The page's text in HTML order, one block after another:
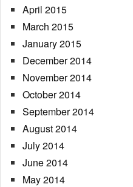
April 2015
March 2015
January 2015
December 2014
November 2014
October 2014
September 2014
August 2014
July 2014
June 2014
May 2014